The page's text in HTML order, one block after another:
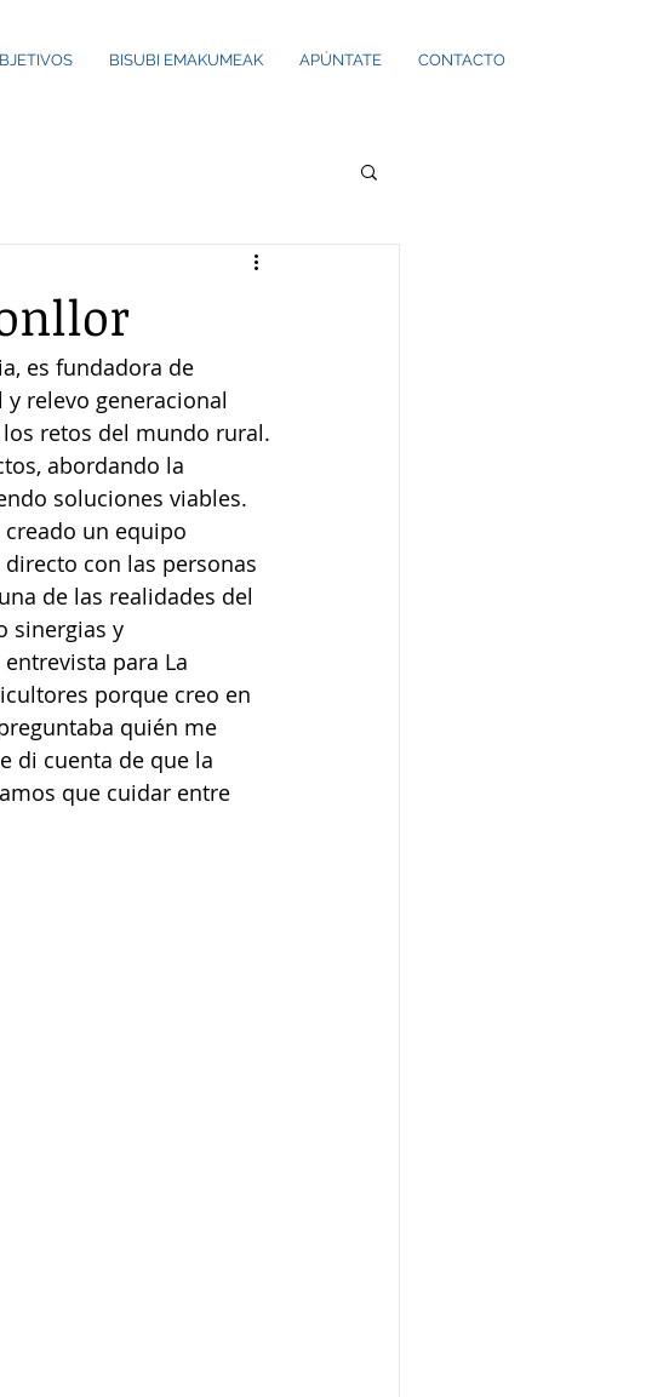
BISUBI EMAKUMEAK APÚNTATE CONTACTO
es fundadora de
relevo generacional
retos del mundo rural.
abordando la
soluciones viables.
un equipo
con las personas
de las realidades del
sinergias y
para La
porque creo en
quién me
di cuenta de que la
que cuidar entre